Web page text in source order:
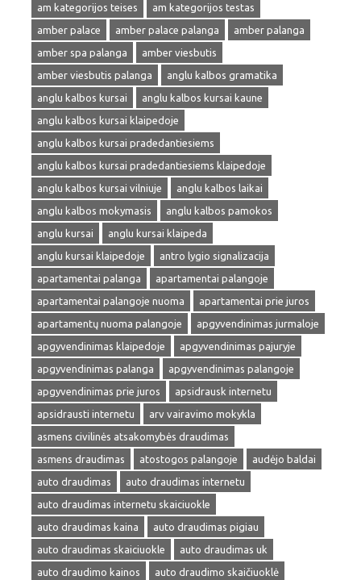
am kategorijos teises
am kategorijos testas
amber palace
amber palace palanga
amber palanga
amber spa palanga
amber viesbutis
amber viesbutis palanga
anglu kalbos gramatika
anglu kalbos kursai
anglu kalbos kursai kaune
anglu kalbos kursai klaipedoje
anglu kalbos kursai pradedantiesiems
anglu kalbos kursai pradedantiesiems klaipedoje
anglu kalbos kursai vilniuje
anglu kalbos laikai
anglu kalbos mokymasis
anglu kalbos pamokos
anglu kursai
anglu kursai klaipeda
anglu kursai klaipedoje
antro lygio signalizacija
apartamentai palanga
apartamentai palangoje
apartamentai palangoje nuoma
apartamentai prie juros
apartamentų nuoma palangoje
apgyvendinimas jurmaloje
apgyvendinimas klaipedoje
apgyvendinimas pajuryje
apgyvendinimas palanga
apgyvendinimas palangoje
apgyvendinimas prie juros
apsidrausk internetu
apsidrausti internetu
arv vairavimo mokykla
asmens civilinės atsakomybės draudimas
asmens draudimas
atostogos palangoje
audėjo baldai
auto draudimas
auto draudimas internetu
auto draudimas internetu skaiciuokle
auto draudimas kaina
auto draudimas pigiau
auto draudimas skaiciuokle
auto draudimas uk
auto draudimo kainos
auto draudimo skaičiuoklė